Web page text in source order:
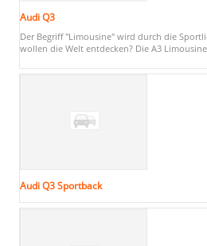
Audi Q3
Der Begriff "Limousine" wird durch die
wollen die Welt entdecken? Die A3
Audi Q3 Sportback